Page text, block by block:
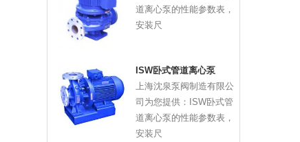
道离心泵的性能参数表，
安装尺
ISW卧式管道离心泵
上海沈泉泵阀制造有限公
司为您提供：ISW卧式管
道离心泵的性能参数表，
安装尺